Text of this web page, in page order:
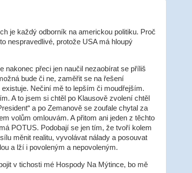
je každý odborník na americkou politiku. Proč
nespravedlivé, protože USA má hloupý
nakonec přeci jen naučil nezaobírat se příliš
bude či ne, zaměřit se na řešení
Nečiní mě to lepším či moudřejším.
A to jsem si chtěl po Klausově zvolení chtěl
a po Zemanově se zoufale chytal za
volům omlouvám. A přitom ani jeden z těchto
POTUS. Podobají se jen tím, že tvoří kolem
měnit realitu, vyvolávat nálady a posouvat
a lží i povoleným a nepovoleným.
v tichosti mé Hospody Na Mýtince, bo mě